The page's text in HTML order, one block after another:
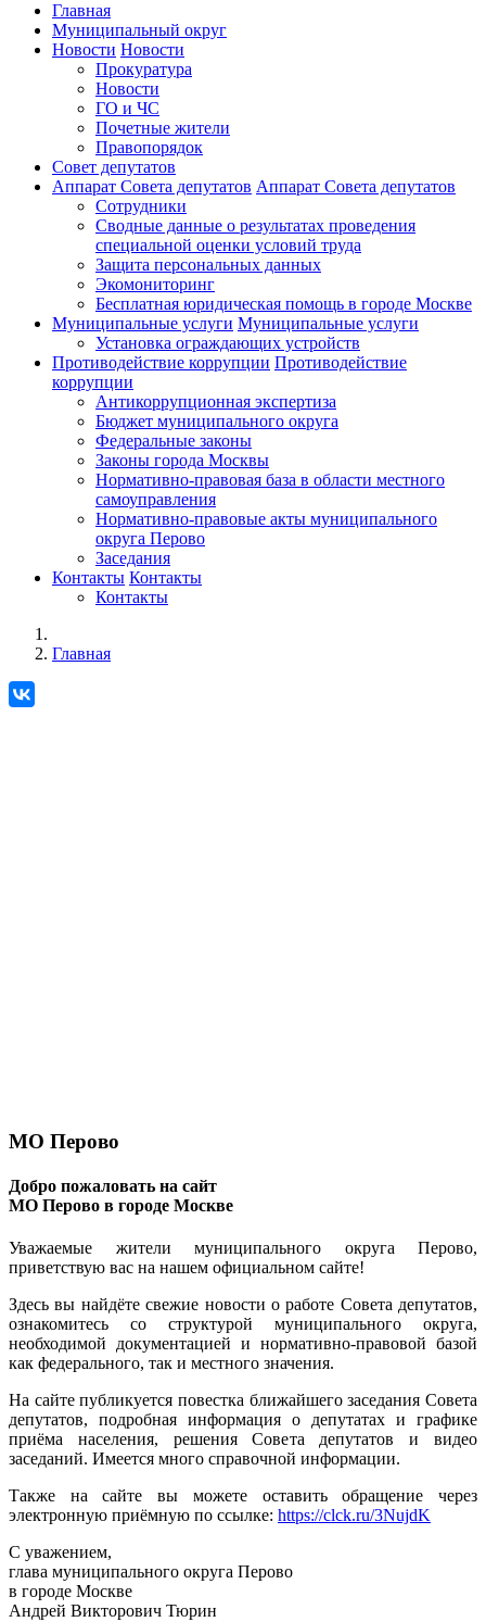
Главная
Муниципальный округ
Новости Новости
Прокуратура
Новости
ГО и ЧС
Почетные жители
Правопорядок
Совет депутатов
Аппарат Совета депутатов Аппарат Совета депутатов
Сотрудники
Сводные данные о результатах проведения
специальной оценки условий труда
Защита персональных данных
Экомониторинг
Бесплатная юридическая помощь в городе Москве
Муниципальные услуги Муниципальные услуги
Установка ограждающих устройств
Противодействие коррупции Противодействие
коррупции
Антикоррупционная экспертиза
Бюджет муниципального округа
Федеральные законы
Законы города Москвы
Нормативно-правовая база в области местного
самоуправления
Нормативно-правовые акты муниципального
округа Перово
Заседания
Контакты Контакты
Контакты
Главная
МО Перово
Добро пожаловать на сайт
МО Перово в городе Москве
Уважаемые жители муниципального округа Перово,
приветствую вас на нашем официальном сайте!
Здесь вы найдёте свежие новости о работе Совета депутатов,
ознакомитесь со структурой муниципального округа,
необходимой документацией и нормативно-правовой базой
как федерального, так и местного значения.
На сайте публикуется повестка ближайшего заседания Совета
депутатов, подробная информация о депутатах и графике
приёма населения, решения Совета депутатов и видео
заседаний. Имеется много справочной информации.
Также на сайте вы можете оставить обращение через
электронную приёмную по ссылке: https://clck.ru/3NujdK
С уважением,
глава муниципального округа Перово
в городе Москве
Андрей Викторович Тюрин